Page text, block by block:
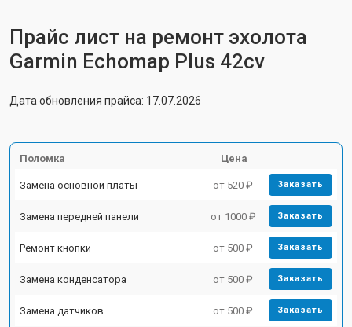
Прайс лист на ремонт эхолота
Garmin Echomap Plus 42cv
Дата обновления прайса: 17.07.2026
Поломка Цена
Замена основной платы от 520 ₽ Заказать
Замена передней панели от 1000 ₽ Заказать
Ремонт кнопки от 500 ₽ Заказать
Замена конденсатора от 500 ₽ Заказать
Замена датчиков от 500 ₽ Заказать